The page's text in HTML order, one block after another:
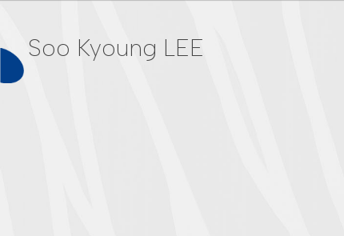
Soo Kyoung LEE